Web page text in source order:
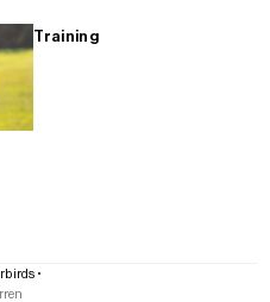
Training